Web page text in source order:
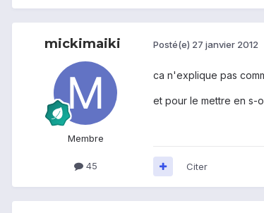
mickimaiki
Membre
45
Posté(e) 27 janvier 2012
ca n'explique pas
et pour le mettre en s-
Citer